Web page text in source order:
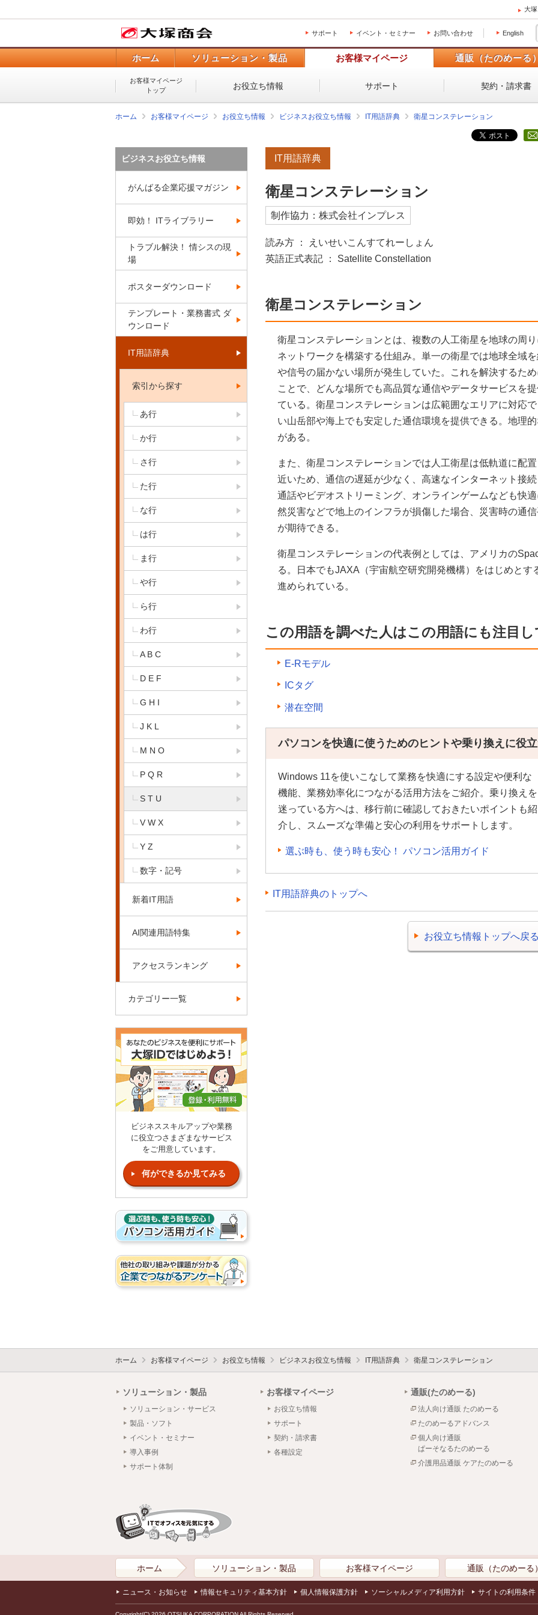
大
サポート イベント・セミナー お問い合わせ English
ホーム ソリューション・製品 お客様マイページ 通販（たのめーる
お客様マイページ
トップ
お役立ち情報 サポート 契約・請求書
ホーム お客様マイページ お役立ち情報 ビジネスお役立ち情報 IT用語辞典 衛星コンステレーション
IT用語辞典
衛星コンステレーション
制作協力：株式会社インプレス
読み方 ： えいせいこんすてれーしょん
英語正式表記 ： Satellite Constellation
衛星コンステレーション
衛星コンステレーションとは、複数の人工衛星を地球の周
ネットワークを構築する仕組み。単一の衛星では地球全域
や信号の届かない場所が発生していた。これを解決するた
ことで、どんな場所でも高品質な通信やデータサービスを
ている。衛星コンステレーションは広範囲なエリアに対応
い山岳部や海上でも安定した通信環境を提供できる。地理
がある。
また、衛星コンステレーションでは人工衛星は低軌道に配
近いため、通信の遅延が少なく、高速なインターネット接
通話やビデオストリーミング、オンラインゲームなども快
然災害などで地上のインフラが損傷した場合、災害時の通
が期待できる。
衛星コンステレーションの代表例としては、アメリカの
る。日本でもJAXA（宇宙航空研究開発機構）をはじめと
進められている。
この用語を調べた人はこの用語にも注目
E-Rモデル
ICタグ
潜在空間
パソコンを快適に使うためのヒントや乗り換えに役
Windows 11を使いこなして業務を快適にする設定や便利な
機能、業務効率化につながる活用方法をご紹介。乗り換えを
迷っている方へは、移行前に確認しておきたいポイントも紹
介し、スムーズな準備と安心の利用をサポートします。
選ぶ時も、使う時も安心！ パソコン活用ガイド
IT用語辞典のトップへ
お役立ち情報トップへ戻
ビジネスお役立ち情報
がんばる企業応援マガジン
即効！ ITライブラリー
トラブル解決！ 情シスの現
場
ポスターダウンロード
テンプレート・業務書式 ダ
ウンロード
IT用語辞典
索引から探す
あ行
か行
さ行
た行
な行
は行
ま行
や行
ら行
わ行
A B C
D E F
G H I
J K L
M N O
P Q R
S T U
V W X
Y Z
数字・記号
新着IT用語
AI関連用語特集
アクセスランキング
カテゴリー一覧
ビジネススキルアップや業務
に役立つさまざまなサービス
をご用意しています。
何ができるか見てみる
ホーム お客様マイページ お役立ち情報 ビジネスお役立ち情報 IT用語辞典 衛星コンステレーション
ソリューション・製品
ソリューション・サービス
製品・ソフト
イベント・セミナー
導入事例
サポート体制
お客様マイページ
お役立ち情報
サポート
契約・請求書
各種設定
通販(たのめーる)
法人向け通販 たのめーる
たのめーるアドバンス
個人向け通販
ぱーそなるたのめーる
介護用品通販 ケアたのめーる
ホーム ソリューション・製品 お客様マイページ 通販（たのめーる
ニュース・お知らせ 情報セキュリティ基本方針 個人情報保護方針 ソーシャルメディア利用方針 サイトの利用条件